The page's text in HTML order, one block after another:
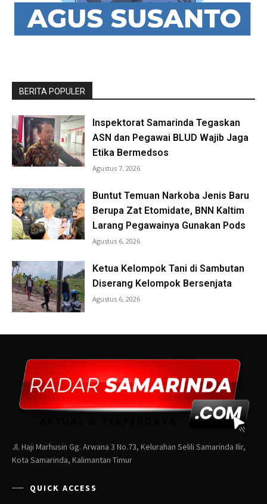
Jl. Haji Marhusin Gg. Arwana 3 No.73, Kelurahan Selili Samarinda Ilir,
Kota Samarinda, Kalimantan Timur
QUICK ACCESS